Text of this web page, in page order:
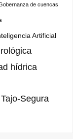
de cuencas
Artificial
hídrica
Segura